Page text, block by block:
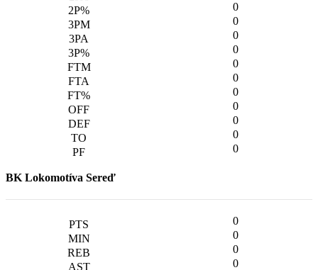
0
0
0
0
0
0
0
0
0
0
0
BK Lokomotíva Sereď
0
0
0
0